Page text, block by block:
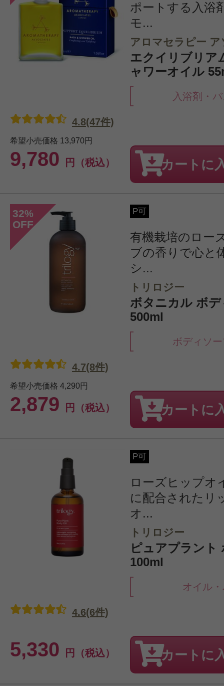
ポートする入浴
モ...
アロマセラピー
エクイリブリア
ャワーオイル
入浴剤・
希望小売価格 13,970円
9,780 円（税込）
4.8(47件)
カートに
32%
OFF
P可
有機栽培のロー
ブの香りで心と
シ...
トリロジー
ボタニカル ボ
500ml
ボディソ
希望小売価格 4,290円
2,879 円（税込）
4.7(8件)
カートに
P可
ローズヒップオ
に配合されたリ
オ...
トリロジー
ピュアプラント
100ml
オイル
5,330 円（税込）
4.6(6件)
カートに